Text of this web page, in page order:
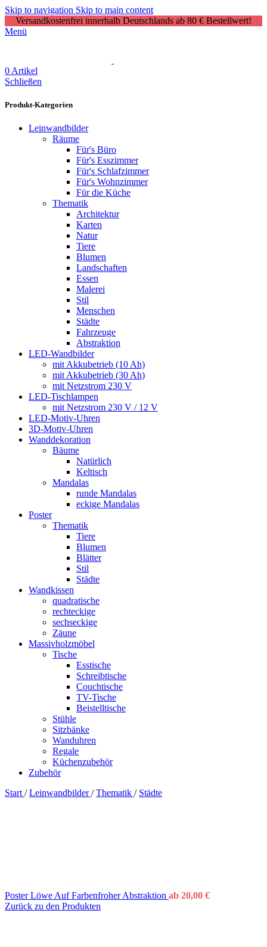
Skip to navigation Skip to main content
Versandkostenfrei innerhalb Deutschlands ab 80 € Bestellwert!
Menü
0 Artikel
Schließen
Produkt-Kategorien
Leinwandbilder
Räume
Für's Büro
Für's Esszimmer
Für's Schlafzimmer
Für's Wohnzimmer
Für die Küche
Thematik
Architektur
Karten
Natur
Tiere
Blumen
Landschaften
Essen
Malerei
Stil
Menschen
Städte
Fahrzeuge
Abstraktion
LED-Wandbilder
mit Akkubetrieb (10 Ah)
mit Akkubetrieb (30 Ah)
mit Netzstrom 230 V
LED-Tischlampen
mit Netzstrom 230 V / 12 V
LED-Motiv-Uhren
3D-Motiv-Uhren
Wanddekoration
Bäume
Natürlich
Keltisch
Mandalas
runde Mandalas
eckige Mandalas
Poster
Thematik
Tiere
Blumen
Blätter
Stil
Städte
Wandkissen
quadratische
rechteckige
sechseckige
Zäune
Massivholzmöbel
Tische
Esstische
Schreibtische
Couchtische
TV-Tische
Beistelltische
Stühle
Sitzbänke
Wanduhren
Regale
Küchenzubehör
Zubehör
Start / Leinwandbilder/ Thematik / Städte
Poster Löwe Auf Farbenfroher Abstraktion ab 20,00 €
Zurück zu den Produkten